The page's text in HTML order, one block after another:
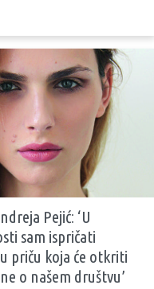
Pejić: ‘U
sam ispričati
priču koja će otkriti
o našem društvu’